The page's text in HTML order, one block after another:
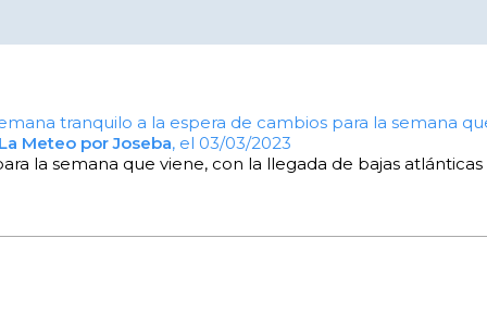
tranquilo a la espera de cambios para la semana
La Meteo por Joseba, el 03/03/2023
la semana que viene, con la llegada de bajas